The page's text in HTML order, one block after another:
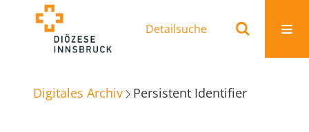
Detailsuche
Digitales Archiv Persistent Identifier